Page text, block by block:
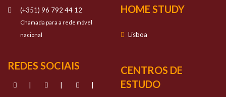
(+351) 96 792 44 12
Chamada para a rede móvel
nacional
REDES SOCIAIS
| | |
HOME STUDY
Lisboa
CENTROS DE
ESTUDO